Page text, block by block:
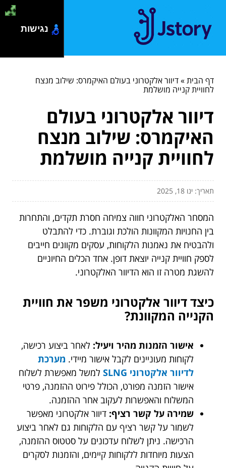
דף הבית»דיוור אלקטרוני בעולם האיקמרס: שילוב מנצח
לחוויית קנייה מושלמת
דיוור אלקטרוני בעולם
האיקמרס: שילוב מנצח
לחוויית קנייה מושלמת
תאריך: ינו 18, 2025
המסחר האלקטרוני חווה צמיחה חסרת תקדים, והתחרות
בין החנויות המקוונות הולכת וגוברת. כדי להתבלט
ולהבטיח את נאמנות הלקוחות, עסקים מקוונים חייבים
לספק חוויית קנייה יוצאת דופן. אחד הכלים החיוניים
להשגת מטרה זו הוא הדיוור האלקטרוני.
כיצד דיוור אלקטרוני משפר את חוויית
הקנייה המקוונת?
אישור הזמנות מהיר ויעיל: לאחר ביצוע רכישה,
לקוחות מעוניינים לקבל אישור מיידי. מערכת
לדיוור אלקטרוני SLNG
למשל מאפשרת לשלוח
אישור הזמנה מפורט, הכולל פירוט ההזמנה, פרטי
המשלוח והאפשרות לעקוב אחר ההזמנה.
שמירה על קשר רציף: דיוור אלקטרוני מאפשר
לשמור על קשר רציף עם הלקוחות גם לאחר ביצוע
הרכישה. ניתן לשלוח עדכונים על סטטוס ההזמנה,
הצעות מיוחדות ללקוחות קיימים, והזמנות לסקרים
נגישות